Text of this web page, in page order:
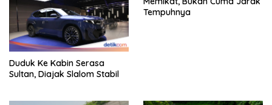
Duduk Ke Kabin Serasa
Sultan, Diajak Slalom Stabil
Tempuhnya